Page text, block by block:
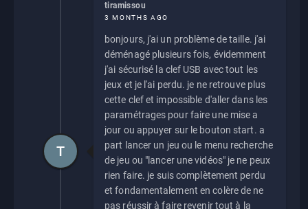
tiramissou
3 MONTHS AGO
bonjours, j'ai un problème de taille. j'ai
déménagé plusieurs fois, évidemment
j'ai sécurisé la clef USB avec tout les
jeux et je l'ai perdu. je ne retrouve plus
cette clef et impossible d'aller dans les
paramétrages pour faire une mise a
jour ou appuyer sur le bouton start. a
part lancer un jeu ou le menu recherche
de jeu ou "lancer une vidéos" je ne peux
rien faire. je suis complètement perdu
et fondamentalement en colère de ne
pas réussir à faire revenir tout à la
T